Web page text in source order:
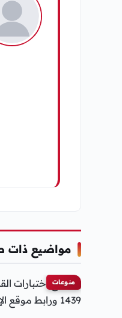
مواضيع ذات
منوعات